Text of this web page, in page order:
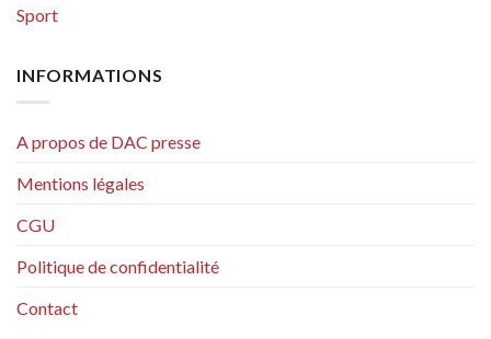
Sport
INFORMATIONS
A propos de DAC presse
Mentions légales
CGU
Politique de confidentialité
Contact